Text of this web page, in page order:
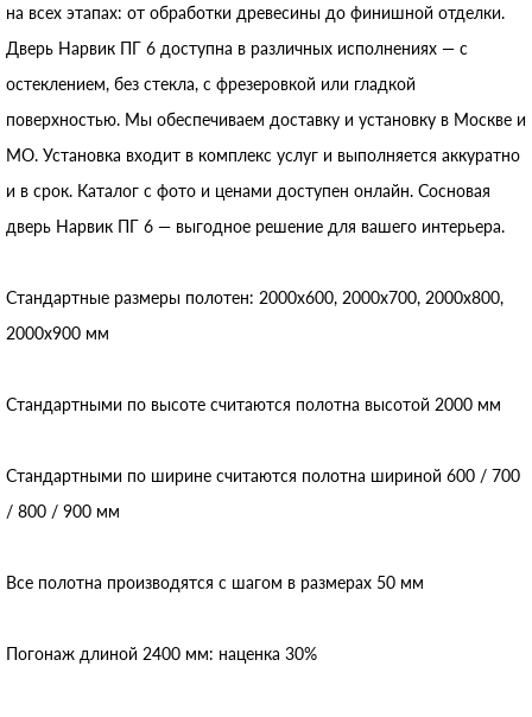
на всех этапах: от обработки древесины до финишной отделки.
Дверь Нарвик ПГ 6 доступна в различных исполнениях — с
остеклением, без стекла, с фрезеровкой или гладкой
поверхностью. Мы обеспечиваем доставку и установку в Москве и
МО. Установка входит в комплекс услуг и выполняется аккуратно
и в срок. Каталог с фото и ценами доступен онлайн. Сосновая
дверь Нарвик ПГ 6 — выгодное решение для вашего интерьера.
Стандартные размеры полотен: 2000x600, 2000x700, 2000x800,
2000x900 мм
Стандартными по высоте считаются полотна высотой 2000 мм
Стандартными по ширине считаются полотна шириной 600 / 700
/ 800 / 900 мм
Все полотна производятся с шагом в размерах 50 мм
Погонаж длиной 2400 мм: наценка 30%